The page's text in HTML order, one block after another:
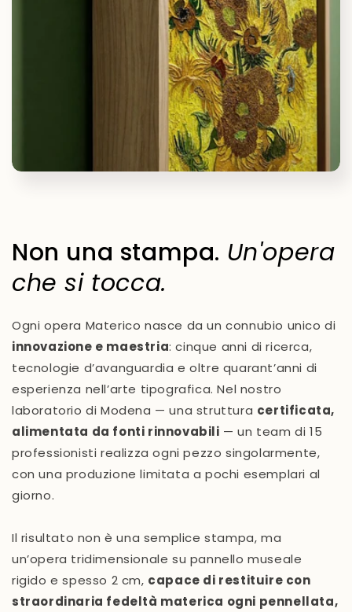
Non una stampa. Un'opera
che si tocca.
Ogni opera Materico nasce da un connubio unico di
innovazione e maestria: cinque anni di ricerca,
tecnologie d’avanguardia e oltre quarant’anni di
esperienza nell’arte tipografica. Nel nostro
laboratorio di Modena — una struttura certificata,
alimentata da fonti rinnovabili — un team di 15
professionisti realizza ogni pezzo singolarmente,
con una produzione limitata a pochi esemplari al
giorno.
Il risultato non è una semplice stampa, ma
un’opera tridimensionale su pannello museale
rigido e spesso 2 cm, capace di restituire con
straordinaria fedeltà materica ogni pennellata,